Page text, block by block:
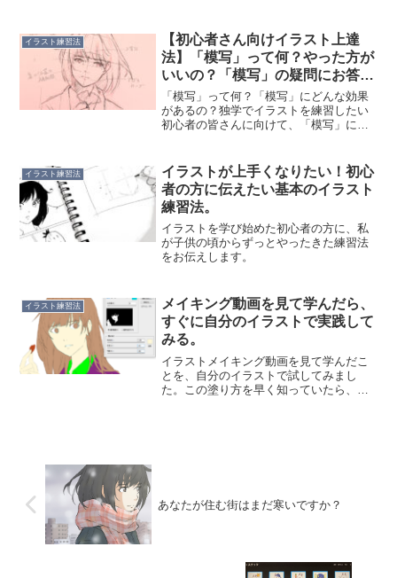
イラスト練習法
【初心者さん向けイラスト上達
法】「模写」って何？やった方が
いいの？「模写」の疑問にお答え
します。
「模写」って何？「模写」にどんな効果
があるの？独学でイラストを練習したい
初心者の皆さんに向けて、「模写」につ
で、自分の学びや経験が少しでもお役に
なてれば幸いです。「模写」と...
イラスト練習法
イラストが上手くなりたい！初心
者の方に伝えたい基本のイラスト
練習法。
イラストを学び始めた初心者の方に、私
が子供の頃からずっとやったきた練習法
をお伝えします。
イラスト練習法
メイキング動画を見て学んだら、
すぐに自分のイラストで実践して
みる。
イラストメイキング動画を見て学んだこ
とを、自分のイラストで試してみまし
た。この塗り方を早く知っていたら、も
あなたが住む街はまだ寒いですか？